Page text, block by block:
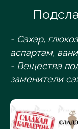
- Сахар,
аспартам,
- Вещества
заменители